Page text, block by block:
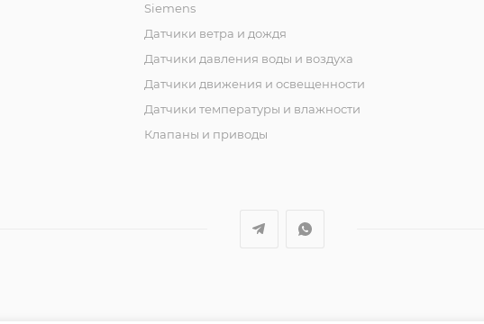
Siemens
Датчики ветра и дождя
Датчики давления воды и воздуха
Датчики движения и освещенности
Датчики температуры и влажности
Клапаны и приводы